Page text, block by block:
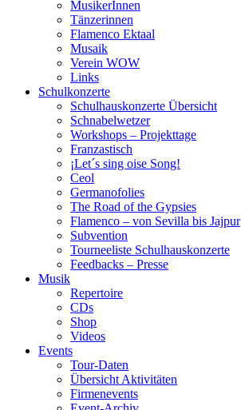
MusikerInnen
Tänzerinnen
Flamenco Ektaal
Musaik
Verein WOW
Links
Schulkonzerte
Schulhauskonzerte Übersicht
Schnabelwetzer
Workshops – Projekttage
Franzastisch
¡Let´s sing oise Song!
Ceol
Germanofolies
The Road of the Gypsies
Flamenco – von Sevilla bis Jajpur
Subvention
Tourneeliste Schulhauskonzerte
Feedbacks – Presse
Musik
Repertoire
CDs
Shop
Videos
Events
Tour-Daten
Übersicht Aktivitäten
Firmenevents